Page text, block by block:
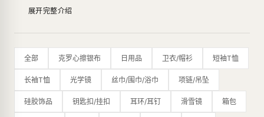
Chrome Hearts的设计风格独具特色，主要运用了滑稽、嘲
了高品质的925纯银，其产品在银饰品行业享有盛誉。此外，
品牌还推出了珠宝系列，使用了白金、钻石等高档材料，展现
了其奢华品质。
Chrome Hearts的限量生产方式也是品牌的特点之一，每一
款产品都是经过设计师精心设计、手工制作，数量极其有限。
展开完整介绍
全部 克罗心擦银布 日用品 卫衣/帽衫 短袖T恤
长袖T恤 光学镜 丝巾/围巾/浴巾 项链/吊坠
硅胶饰品 钥匙扣/挂扣 耳环/耳钉 滑雪镜 箱包